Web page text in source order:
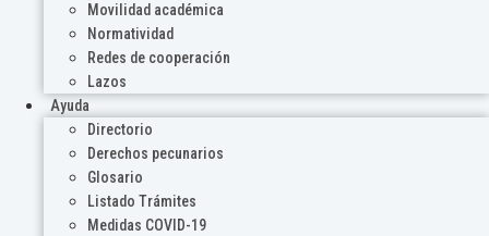
Movilidad académica
Normatividad
Redes de cooperación
Lazos
Ayuda
Directorio
Derechos pecunarios
Glosario
Listado Trámites
Medidas COVID-19